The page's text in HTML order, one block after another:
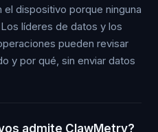
dispositivo porque ninguna
líderes de datos y los
pueden revisar
y por qué, sin enviar datos
admite ClawMetry?